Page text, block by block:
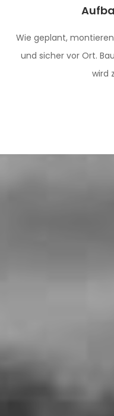
Wie geplant,
und sicher vor Ort.
wird